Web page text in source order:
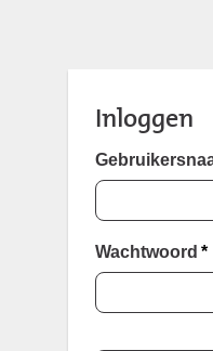
Inloggen
Wachtwoord *